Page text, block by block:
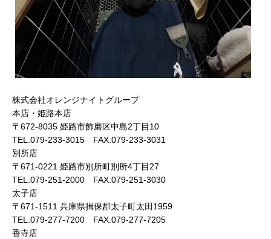
株式会社オレンジナイトグループ
本店・姫路本店
〒672-8035 姫路市飾磨区中島2丁目10
TEL.079-233-3015 FAX.079-233-3031
別所店
〒671-0221 姫路市別所町別所4丁目27
TEL.079-251-2000 FAX.079-251-3030
太子店
〒671-1511 兵庫県揖保郡太子町太田1959
TEL.079-277-7200 FAX.079-277-7205
香寺店